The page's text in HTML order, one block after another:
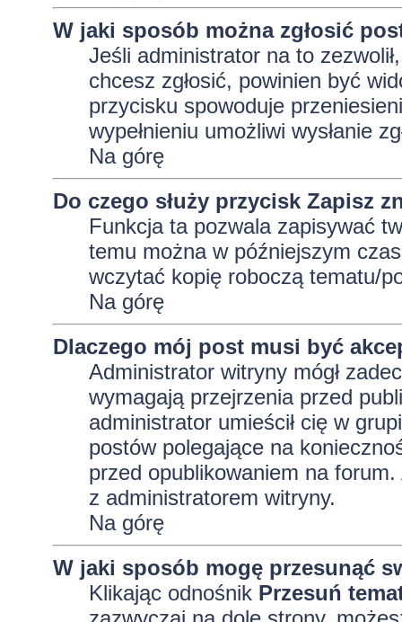
W jaki sposób można zgłosić
Jeśli administrator na to
chcesz zgłosić, powinien być
przycisku spowoduje
wypełnieniu umożliwi wysłanie
Na górę
Do czego służy przycisk Zapisz
Funkcja ta pozwala zapisywać
temu można w późniejszym
wczytać kopię roboczą tematu/
Na górę
Dlaczego mój post musi być
Administrator witryny mógł
wymagają przejrzenia przed
administrator umieścił cię w
postów polegające na
przed opublikowaniem na
z administratorem witryny.
Na górę
W jaki sposób mogę przesunąć
Klikając odnośnik Przesuń